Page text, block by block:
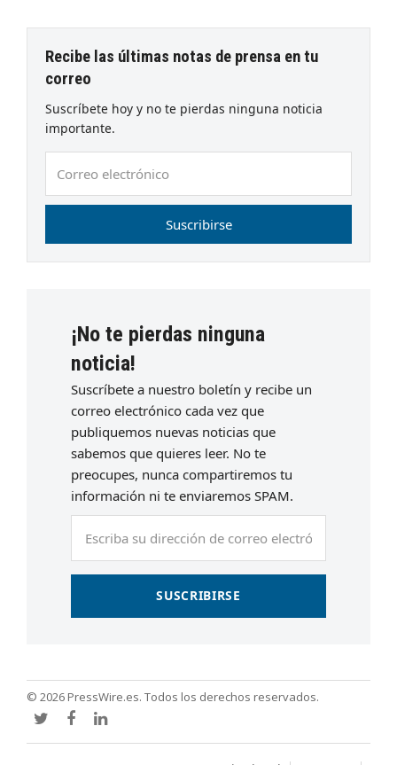
Recibe las últimas notas de prensa en tu
correo
Suscríbete hoy y no te pierdas ninguna noticia
importante.
electrónico
Suscribirse
¡No te pierdas ninguna
noticia!
Suscríbete a nuestro boletín y recibe un
correo electrónico cada vez que
publiquemos nuevas noticias que
sabemos que quieres leer. No te
preocupes, nunca compartiremos tu
información ni te enviaremos SPAM.
SUSCRIBIRSE
© 2026 PressWire.es. Todos los derechos reservados.
TwitterFacebook
LinkedIn